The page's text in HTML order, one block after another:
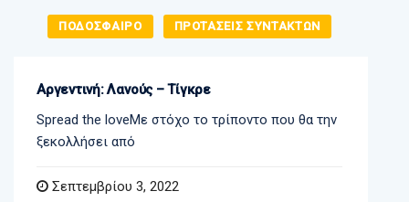
ΠΟΔΟΣΦΑΙΡΟ ΠΡΟΤΑΣΕΙΣ ΣΥΝΤΑΚΤΩΝ
Αργεντινή: Λανούς – Τίγκρε
Spread the loveΜε στόχο το τρίποντο που θα την
ξεκολλήσει από
Σεπτεμβρίου 3, 2022